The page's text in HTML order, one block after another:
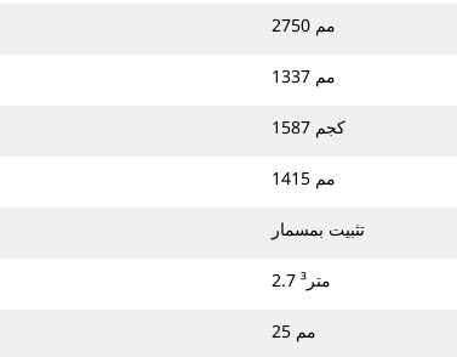
2750 مم
1337 مم
1587 كجم
1415 مم
تثبيت بمسمار
2.7 متر³
25 مم